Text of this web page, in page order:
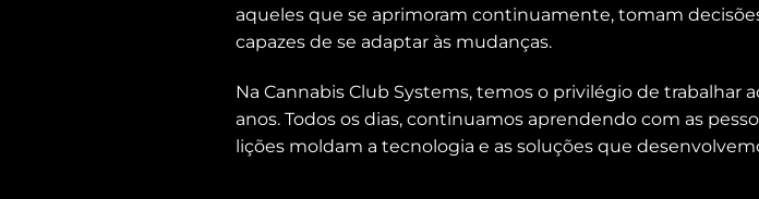
aqueles que se aprimoram continuamente, tomam
capazes de se adaptar às mudanças.
Na Cannabis Club Systems, temos o privilégio de trabalhar
anos. Todos os dias, continuamos aprendendo com as
lições moldam a tecnologia e as soluções que